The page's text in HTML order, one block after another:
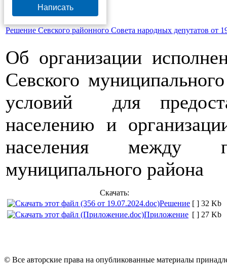
Написать
Решение Севского районного Совета народных депутатов от
Об организации
Севского
условий для
населению и
населения между
муниципального района
Скачать:
Решение [ ] 32 Kb
Приложение [ ] 27 Kb
© Все авторские права на опубликованные материалы